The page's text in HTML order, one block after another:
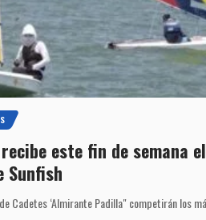
este fin de semana
Sunfish
Cadetes ‘Almirante Padilla" competirán los